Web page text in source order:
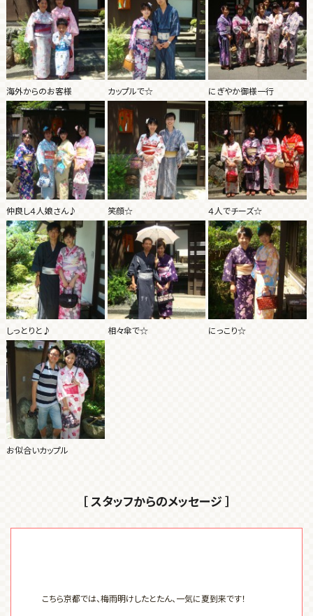
海外からのお客様 カップルで☆ にぎやか御様一行
仲良し４人娘さん♪ 笑顔☆ ４人でチーズ☆
しっとりと♪ 相々傘で☆ にっこり☆
お似合いカップル
［ スタッフからのメッセージ ］
こちら京都では、梅雨明けしたとたん、一気に夏到来です！